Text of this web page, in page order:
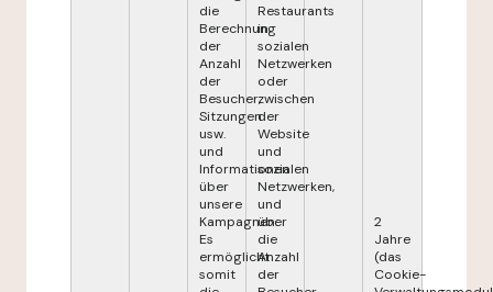
die
Berechnung
der
Anzahl
der
Besucher,
Sitzungen
usw.
und
Informationen
über
unsere
Kampagnen.
Es
ermöglicht
somit
Restaurants
in
sozialen
Netzwerken
oder
zwischen
der
Website
und
sozialen
Netzwerken,
und
über
die
Anzahl
der
2
Jahre
(das
Cookie-